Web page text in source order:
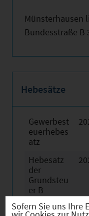
Münsterhausen
Bundesstraße B
Hebesätze
Gewerbest
euerhebes
atz
Hebesatz
der
Grundsteu
er B
Sofern Sie uns Ihre